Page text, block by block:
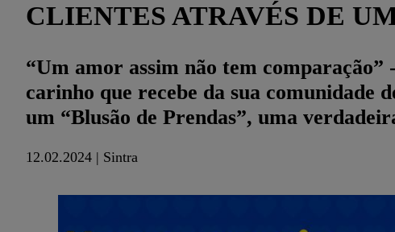
CLIENTES ATRAVÉS DE
“Um amor assim não tem
carinho que recebe da sua comunidade
um “Blusão de Prendas”, uma
12.02.2024 | Sintra